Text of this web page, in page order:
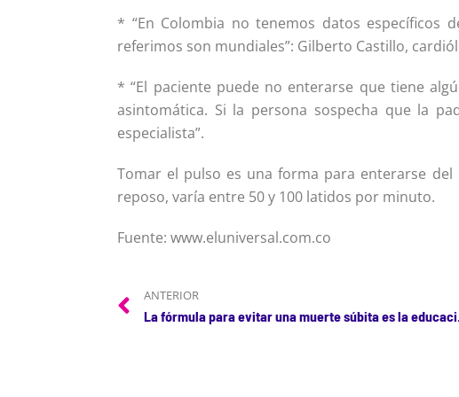
* “En Colombia no tenemos datos específicos
referimos son mundiales”: Gilberto Castillo,
* “El paciente puede no enterarse que tiene
asintomática. Si la persona sospecha que la
especialista”.
Tomar el pulso es una forma para enterarse
reposo, varía entre 50 y 100 latidos por minuto.
Fuente: www.eluniversal.com.co
ANTERIOR